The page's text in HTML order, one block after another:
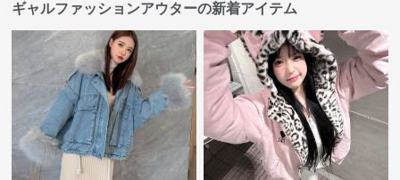
ギャルファッションアウターの新着アイテム